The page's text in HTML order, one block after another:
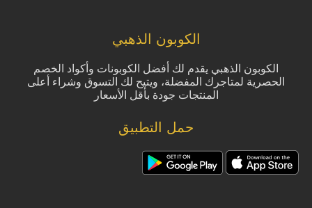
الكوبون الذهبي
الكوبون الذهبي يقدم لك أفضل الكوبونات وأكواد الخصم
الحصرية لمتاجرك المفضلة، ويتيح لك التسوق وشراء أعلى
المنتجات جودة بأقل الأسعار
حمل التطبيق